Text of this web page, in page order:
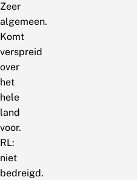
Zeer
algemeen.
Komt
verspreid
over
het
hele
land
voor.
RL:
niet
bedreigd.